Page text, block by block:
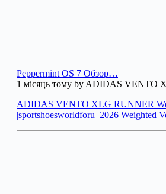
Peppermint OS 7 Обзор…
1 місяць тому by ADIDAS VENTO
ADIDAS VENTO XLG RUNNER
|sportshoesworldforu_2026 Weighted